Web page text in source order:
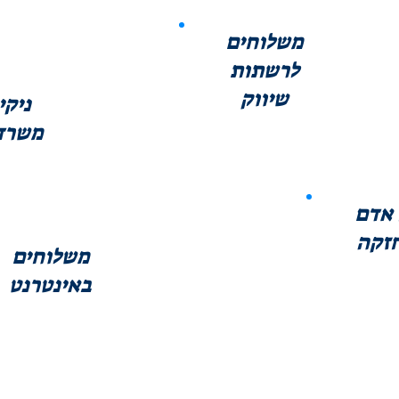
משלוחים
לרשתות
שיווק
משלוחים
באינטרנט
אדם